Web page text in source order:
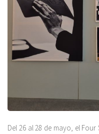
Del 26 al 28 de mayo, el